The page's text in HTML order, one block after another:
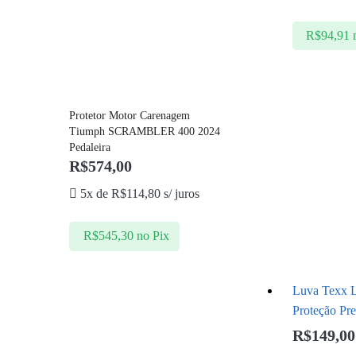
R$94,91
Luva Texx
Proteção
R$149,00
Protetor Motor Carenagem
Tiumph SCRAMBLER 400 2024
Pedaleira
R$574,00
5x de R$114,80 s/ juros
R$545,30 no Pix